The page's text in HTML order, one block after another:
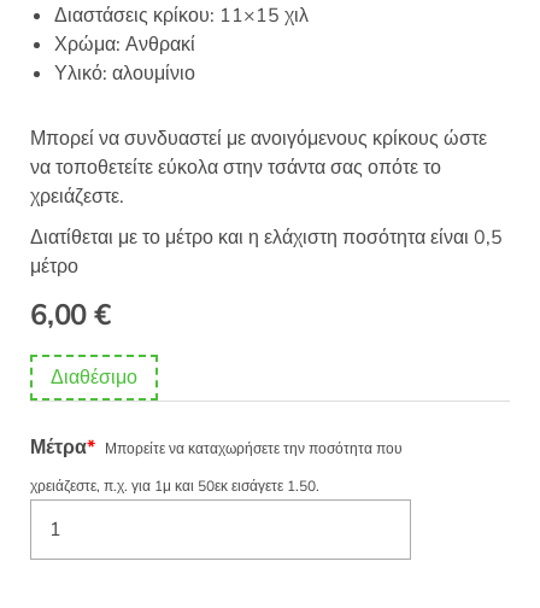
Διαστάσεις κρίκου: 11×15 χιλ
Χρώμα: Ανθρακί
Υλικό: αλουμίνιο
Μπορεί να συνδυαστεί με ανοιγόμενους κρίκους ώστε
να τοποθετείτε εύκολα στην τσάντα σας οπότε το
χρειάζεστε.
Διατίθεται με το μέτρο και η ελάχιστη ποσότητα είναι 0,5
μέτρο
6,00€
Διαθέσιμο
Μέτρα* Μπορείτε να καταχωρήσετε την ποσότητα που
χρειάζεστε, π.χ. για 1μ και 50εκ εισάγετε 1.50.